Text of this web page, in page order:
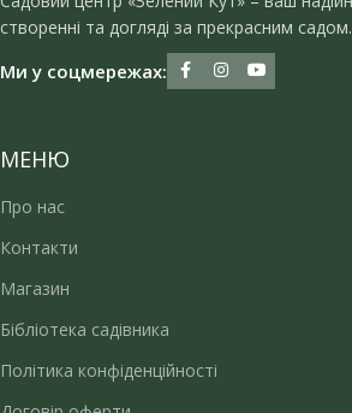
створенні та догляді за прекрасним садом.
Ми у соцмережах:
МЕНЮ
Про нас
Контакти
Магазин
Бібліотека садівника
Політика конфіденційності